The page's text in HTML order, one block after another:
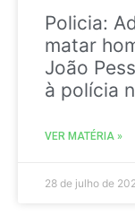
Policia:
matar
João
à polícia
VER MATÉRIA »
28 de julho de